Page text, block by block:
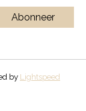
Abonneer
by Lightspeed